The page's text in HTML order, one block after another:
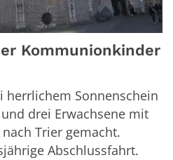
Kommunionkinder
herrlichem Sonnenschein
drei Erwachsene mit
Trier gemacht.
Abschlussfahrt.